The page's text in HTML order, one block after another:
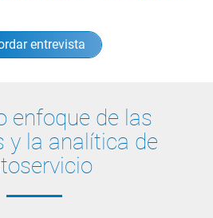
entrevista
enfoque de las
y la analítica de